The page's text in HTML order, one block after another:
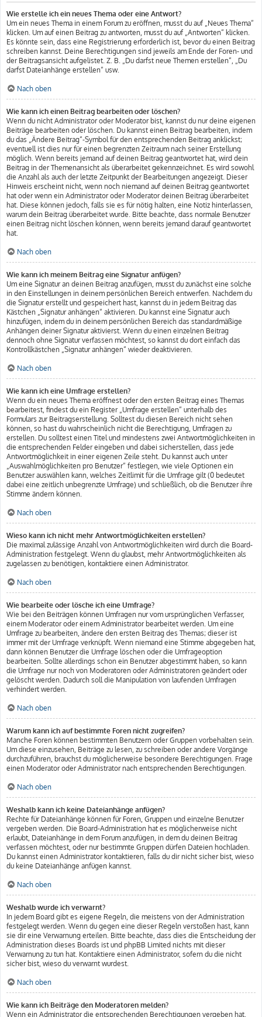
Wie erstelle ich ein neues Thema oder eine Antwort?
Um ein neues Thema in einem Forum zu eröffnen, musst du auf „Neues Thema“
klicken. Um auf einen Beitrag zu antworten, musst du auf „Antworten“ klicken.
Es könnte sein, dass eine Registrierung erforderlich ist, bevor du einen Beitrag
schreiben kannst. Deine Berechtigungen sind jeweils am Ende der Foren- und
der Beitragsansicht aufgelistet. Z. B. „Du darfst neue Themen erstellen“, „Du
darfst Dateianhänge erstellen“ usw.
Nach oben
Wie kann ich einen Beitrag bearbeiten oder löschen?
Wenn du nicht Administrator oder Moderator bist, kannst du nur deine eigenen
Beiträge bearbeiten oder löschen. Du kannst einen Beitrag bearbeiten, indem
du das „Ändere Beitrag“-Symbol für den entsprechenden Beitrag anklickst;
eventuell ist dies nur für einen begrenzten Zeitraum nach seiner Erstellung
möglich. Wenn bereits jemand auf deinen Beitrag geantwortet hat, wird dein
Beitrag in der Themenansicht als überarbeitet gekennzeichnet. Es wird sowohl
die Anzahl als auch der letzte Zeitpunkt der Bearbeitungen angezeigt. Dieser
Hinweis erscheint nicht, wenn noch niemand auf deinen Beitrag geantwortet
hat oder wenn ein Administrator oder Moderator deinen Beitrag überarbeitet
hat. Diese können jedoch, falls sie es für nötig halten, eine Notiz hinterlassen,
warum dein Beitrag überarbeitet wurde. Bitte beachte, dass normale Benutzer
einen Beitrag nicht löschen können, wenn bereits jemand darauf geantwortet
hat.
Nach oben
Wie kann ich meinem Beitrag eine Signatur anfügen?
Um eine Signatur an deinen Beitrag anzufügen, musst du zunächst eine solche
in den Einstellungen in deinem persönlichen Bereich entwerfen. Nachdem du
die Signatur erstellt und gespeichert hast, kannst du in jedem Beitrag das
Kästchen „Signatur anhängen“ aktivieren. Du kannst eine Signatur auch
hinzufügen, indem du in deinem persönlichen Bereich das standardmäßige
Anhängen deiner Signatur aktivierst. Wenn du einen einzelnen Beitrag
dennoch ohne Signatur verfassen möchtest, so kannst du dort einfach das
Kontrollkästchen „Signatur anhängen“ wieder deaktivieren.
Nach oben
Wie kann ich eine Umfrage erstellen?
Wenn du ein neues Thema eröffnest oder den ersten Beitrag eines Themas
bearbeitest, findest du ein Register „Umfrage erstellen“ unterhalb des
Formulars zur Beitragserstellung. Solltest du diesen Bereich nicht sehen
können, so hast du wahrscheinlich nicht die Berechtigung, Umfragen zu
erstellen. Du solltest einen Titel und mindestens zwei Antwortmöglichkeiten in
die entsprechenden Felder eingeben und dabei sicherstellen, dass jede
Antwortmöglichkeit in einer eigenen Zeile steht. Du kannst auch unter
„Auswahlmöglichkeiten pro Benutzer“ festlegen, wie viele Optionen ein
Benutzer auswählen kann, welches Zeitlimit für die Umfrage gilt (0 bedeutet
dabei eine zeitlich unbegrenzte Umfrage) und schließlich, ob die Benutzer ihre
Stimme ändern können.
Nach oben
Wieso kann ich nicht mehr Antwortmöglichkeiten erstellen?
Die maximal zulässige Anzahl von Antwortmöglichkeiten wird durch die Board-
Administration festgelegt. Wenn du glaubst, mehr Antwortmöglichkeiten als
zugelassen zu benötigen, kontaktiere einen Administrator.
Nach oben
Wie bearbeite oder lösche ich eine Umfrage?
Wie bei den Beiträgen können Umfragen nur vom ursprünglichen Verfasser,
einem Moderator oder einem Administrator bearbeitet werden. Um eine
Umfrage zu bearbeiten, ändere den ersten Beitrag des Themas; dieser ist
immer mit der Umfrage verknüpft. Wenn niemand eine Stimme abgegeben hat,
dann können Benutzer die Umfrage löschen oder die Umfrageoption
bearbeiten. Sollte allerdings schon ein Benutzer abgestimmt haben, so kann
die Umfrage nur noch von Moderatoren oder Administratoren geändert oder
gelöscht werden. Dadurch soll die Manipulation von laufenden Umfragen
verhindert werden.
Nach oben
Warum kann ich auf bestimmte Foren nicht zugreifen?
Manche Foren können bestimmten Benutzern oder Gruppen vorbehalten sein.
Um diese einzusehen, Beiträge zu lesen, zu schreiben oder andere Vorgänge
durchzuführen, brauchst du möglicherweise besondere Berechtigungen. Frage
einen Moderator oder Administrator nach entsprechenden Berechtigungen.
Nach oben
Weshalb kann ich keine Dateianhänge anfügen?
Rechte für Dateianhänge können für Foren, Gruppen und einzelne Benutzer
vergeben werden. Die Board-Administration hat es möglicherweise nicht
erlaubt, Dateianhänge in dem Forum anzufügen, in dem du deinen Beitrag
verfassen möchtest, oder nur bestimmte Gruppen dürfen Dateien hochladen.
Du kannst einen Administrator kontaktieren, falls du dir nicht sicher bist, wieso
du keine Dateianhänge anfügen kannst.
Nach oben
Weshalb wurde ich verwarnt?
In jedem Board gibt es eigene Regeln, die meistens von der Administration
festgelegt werden. Wenn du gegen eine dieser Regeln verstoßen hast, kann
sie dir eine Verwarnung erteilen. Bitte beachte, dass dies die Entscheidung der
Administration dieses Boards ist und phpBB Limited nichts mit dieser
Verwarnung zu tun hat. Kontaktiere einen Administrator, sofern du die nicht
sicher bist, wieso du verwarnt wurdest.
Nach oben
Wie kann ich Beiträge den Moderatoren melden?
Wenn ein Administrator die entsprechenden Berechtigungen vergeben hat,